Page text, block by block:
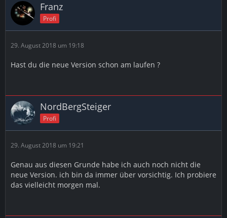
Franz
Profi
29. August 2018 um 19:18
Hast du die neue Version schon am laufen ?
NordBergSteiger
Profi
29. August 2018 um 19:21
Genau aus diesen Grunde habe ich auch noch nicht die
neue Version. ich bin da immer über vorsichtig. Ich probiere
das vielleicht morgen mal.